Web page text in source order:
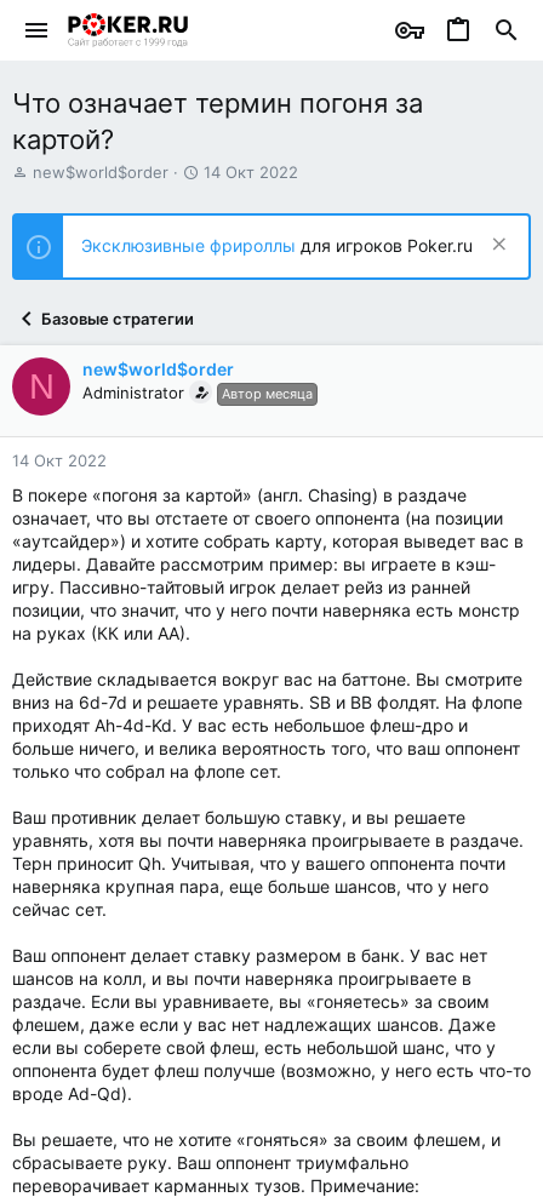
Что означает термин погоня за
картой?
А
т
о
р
т
м
ы
new$world$order
Д
т
н
а
л
а
14 Окт 2022
Эксклюзивные фрироллы для игроков Poker.ru
Базовые стратегии
N new$world$order
Administrator Автор месяца
14 Окт 2022
В покере «погоня за картой» (англ. Chasing) в раздаче
означает, что вы отстаете от своего оппонента (на позиции
«аутсайдер») и хотите собрать карту, которая выведет вас в
лидеры. Давайте рассмотрим пример: вы играете в кэш-
игру. Пассивно-тайтовый игрок делает рейз из ранней
позиции, что значит, что у него почти наверняка есть монстр
на руках (КК или АА).
Действие складывается вокруг вас на баттоне. Вы смотрите
вниз на 6d-7d и решаете уравнять. SB и BB фолдят. На флопе
приходят Ah-4d-Kd. У вас есть небольшое флеш-дро и
больше ничего, и велика вероятность того, что ваш оппонент
только что собрал на флопе сет.
Ваш противник делает большую ставку, и вы решаете
уравнять, хотя вы почти наверняка проигрываете в раздаче.
Терн приносит Qh. Учитывая, что у вашего оппонента почти
наверняка крупная пара, еще больше шансов, что у него
сейчас сет.
Ваш оппонент делает ставку размером в банк. У вас нет
шансов на колл, и вы почти наверняка проигрываете в
раздаче. Если вы уравниваете, вы «гоняетесь» за своим
флешем, даже если у вас нет надлежащих шансов. Даже
если вы соберете свой флеш, есть небольшой шанс, что у
оппонента будет флеш получше (возможно, у него есть что-то
вроде Ad-Qd).
Вы решаете, что не хотите «гоняться» за своим флешем, и
сбрасываете руку. Ваш оппонент триумфально
переворачивает карманных тузов. Примечание: